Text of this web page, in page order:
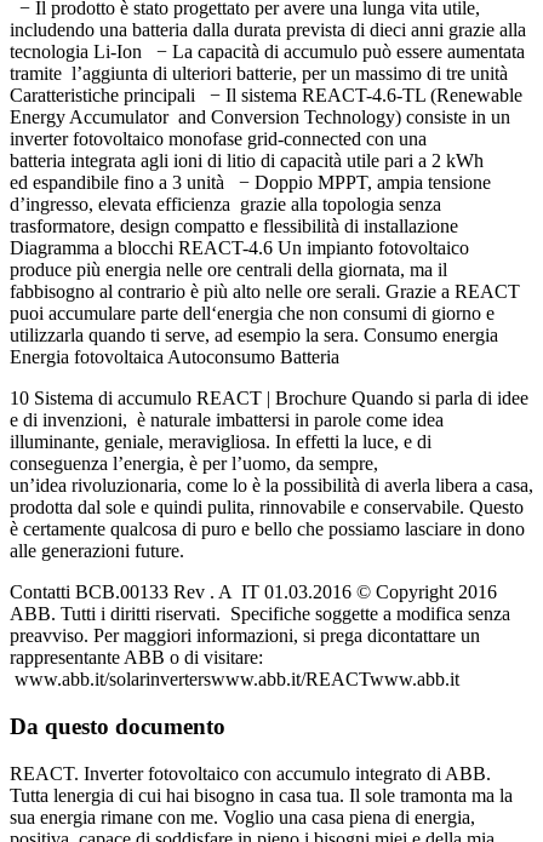
− Il prodotto è stato progettato per avere una lunga vita utile,
includendo una batteria dalla durata prevista di dieci anni grazie alla
tecnologia Li-Ion − La capacità di accumulo può essere aumentata
tramite l’aggiunta di ulteriori batterie, per un massimo di tre unità
Caratteristiche principali − Il sistema REACT-4.6-TL (Renewable
Energy Accumulator and Conversion Technology) consiste in un
inverter fotovoltaico monofase grid-connected con una
batteria integrata agli ioni di litio di capacità utile pari a 2 kWh
ed espandibile fino a 3 unità − Doppio MPPT, ampia tensione
d’ingresso, elevata efficienza grazie alla topologia senza
trasformatore, design compatto e flessibilità di installazione
Diagramma a blocchi REACT-4.6 Un impianto fotovoltaico
produce più energia nelle ore centrali della giornata, ma il
fabbisogno al contrario è più alto nelle ore serali. Grazie a REACT
puoi accumulare parte dell‘energia che non consumi di giorno e
utilizzarla quando ti serve, ad esempio la sera. Consumo energia
Energia fotovoltaica Autoconsumo Batteria
10 Sistema di accumulo REACT | Brochure Quando si parla di idee
e di invenzioni, è naturale imbattersi in parole come idea
illuminante, geniale, meravigliosa. In effetti la luce, e di
conseguenza l’energia, è per l’uomo, da sempre,
un’idea rivoluzionaria, come lo è la possibilità di averla libera a casa,
prodotta dal sole e quindi pulita, rinnovabile e conservabile. Questo
è certamente qualcosa di puro e bello che possiamo lasciare in dono
alle generazioni future.
Contatti BCB.00133 Rev . A IT 01.03.2016 © Copyright 2016
ABB. Tutti i diritti riservati. Specifiche soggette a modifica senza
preavviso. Per maggiori informazioni, si prega dicontattare un
rappresentante ABB o di visitare:
www.abb.it/solarinverterswww.abb.it/REACTwww.abb.it
Da questo documento
REACT. Inverter fotovoltaico con accumulo integrato di ABB.
Tutta lenergia di cui hai bisogno in casa tua. Il sole tramonta ma la
sua energia rimane con me. Voglio una casa piena di energia,